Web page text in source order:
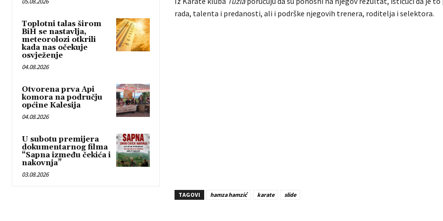
Toplotni talas širom
BiH se nastavlja,
meteorolozi otkrili
kada nas očekuje
osvježenje
04.08.2026
Otvorena prva Api
komora na području
općine Kalesija
04.08.2026
U subotu premijera
dokumentarnog filma
“Sapna između čekića i
nakovnja”
03.08.2026
rada, talenta i predanosti, ali i podrške njegovih trenera, roditelja i selektora.
TAGOVI hamza hamzić karate slide